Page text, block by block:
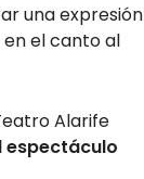
una expresión
el canto al
Alarife
espectáculo